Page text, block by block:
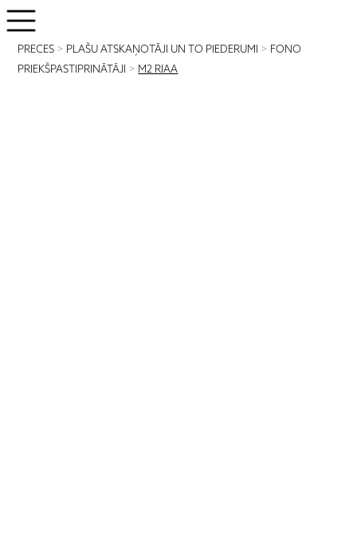
PRECES > PLAŠU ATSKAŅOTĀJI UN TO PIEDERUMI > FONO
PRIEKŠPASTIPRINĀTĀJI > M2 RIAA